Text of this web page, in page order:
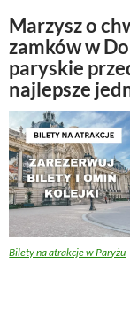
Marzysz o
zamków w
paryskie
najlepsze
Bilety na atrakcje w Paryżu